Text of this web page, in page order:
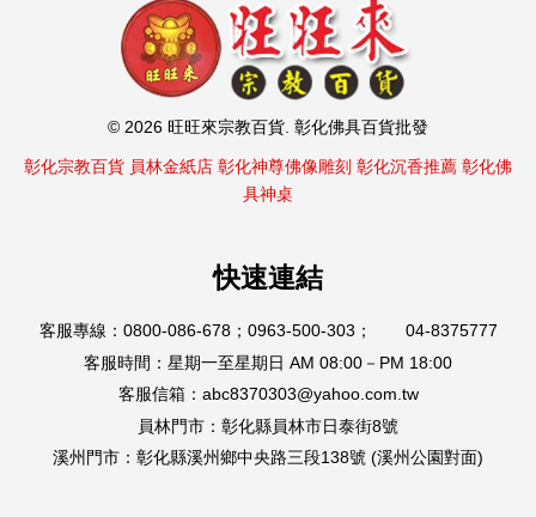
© 2026 旺旺來宗教百貨. 彰化佛具百貨批發
彰化宗教百貨 員林金紙店 彰化神尊佛像雕刻 彰化沉香推薦 彰化佛
具神桌
快速連結
客服專線：0800-086-678；0963-500-303； 04-8375777
客服時間：星期一至星期日 AM 08:00－PM 18:00
客服信箱：abc8370303@yahoo.com.tw
員林門市：彰化縣員林市日泰街8號
溪州門市：彰化縣溪州鄉中央路三段138號 (溪州公園對面)